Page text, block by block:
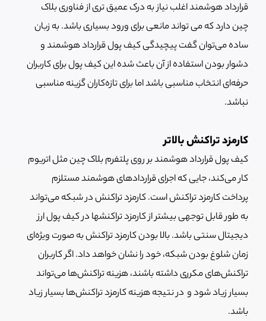
قرارداد هوشمند اغلب نیاز به درک عمیق تری از فناوری بلاک
چین دارد که می تواند مانعی برای ورود بسیاری باشد. به زبان
ساده می‌توان گفت پیچیدگی کیف پول قرارداد هوشمند و
دشوار بودن استفاده از آن باعث شده این کیف پول برای کاربران
حرفه‌ای انتخاب مناسبی باشد اما برای تازه‌کاران گزینه مناسبی
نباشد.
کارمزد تراکنش بالاتر
کیف پول قرارداد هوشمند بر روی پلتفرم بلاک چین مثل اتریوم
کار می‌کند، جایی که اجرای قراردادهای هوشمند مستلزم
پرداخت کارمزد تراکنش است. کارمزد تراکنش در شبکه می‌تواند
به طور قابل توجهی بیشتر از کارمزد تراکنش‎ها در کیف پول ارز
دیجیتال سنتی باشد. بالا بودن کارمزد تراکنش به صورت ویژه‌ای
زمان شلوغ بودن شبکه، خود را نشان خواهد داد. اگر کاربران
تراکنش‌های مکرری داشته باشند، هزینه تراکنش‌ها می‌تواند
بسیار زیاد شود و در نتیجه هزینه کارمزد تراکنش‌ها بسیار زیاد
باشد.